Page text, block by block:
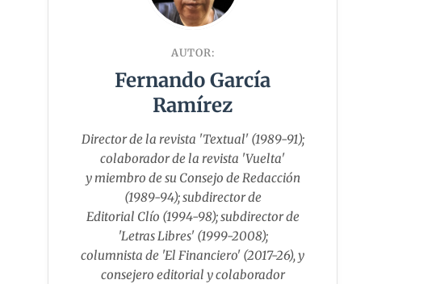
AUTOR:
Fernando García
Ramírez
Director de la revista 'Textual' (1989-91);
colaborador de la revista 'Vuelta'
y miembro de su Consejo de Redacción
(1989-94); subdirector de
Editorial Clío (1994-98); subdirector de
'Letras Libres' (1999-2008);
columnista de 'El Financiero' (2017-26), y
consejero editorial y colaborador